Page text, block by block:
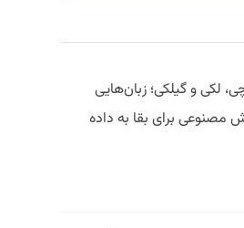
لکی و گیلکی؛ زبان‌هایی
برای بقا به داده